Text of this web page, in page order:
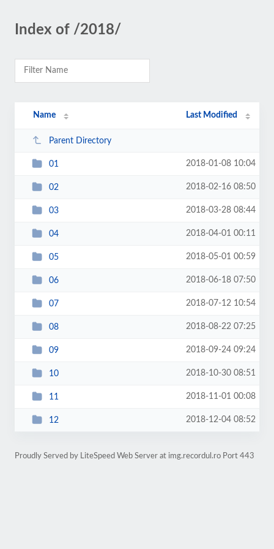
Index of /2018/
Name Last Modified
Parent Directory
01 2018-01-08 10:04
02 2018-02-16 08:50
03 2018-03-28 08:44
04 2018-04-01 00:11
05 2018-05-01 00:59
06 2018-06-18 07:50
07 2018-07-12 10:54
08 2018-08-22 07:25
09 2018-09-24 09:24
10 2018-10-30 08:51
11 2018-11-01 00:08
12 2018-12-04 08:52
Proudly Served by LiteSpeed Web Server at img.recordul.ro Port 443